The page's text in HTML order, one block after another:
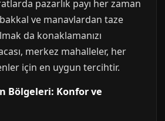
pazarlık payı her zaman
ve manavlardan taze
da konaklamanızı
merkez mahalleler, her
için en uygun tercihtir.
Bölgeleri: Konfor ve